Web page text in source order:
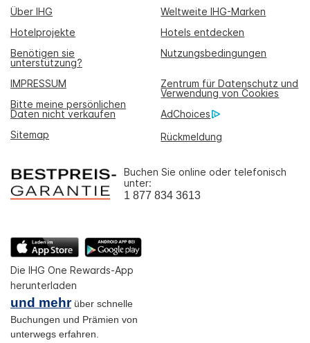
Über IHG
Weltweite IHG-Marken
Hotelprojekte
Hotels entdecken
Benötigen sie
unterstützung?
Nutzungsbedingungen
IMPRESSUM
Zentrum für Datenschutz und
Verwendung von Cookies
Bitte meine persönlichen
Daten nicht verkaufen
AdChoices
Sitemap
Rückmeldung
Buchen Sie online oder telefonisch
unter:
1 877 834 3613
Die IHG One Rewards-App
herunterladen
und mehrüber schnelle
Buchungen und Prämien von
unterwegs erfahren.